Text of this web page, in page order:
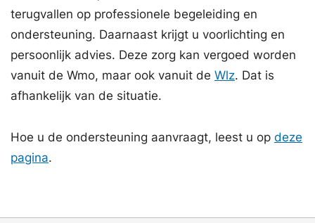
terugvallen op professionele begeleiding en
ondersteuning. Daarnaast krijgt u voorlichting en
persoonlijk advies. Deze zorg kan vergoed worden
vanuit de Wmo, maar ook vanuit de Wlz. Dat is
afhankelijk van de situatie.
Hoe u de ondersteuning aanvraagt, leest u op deze
pagina.